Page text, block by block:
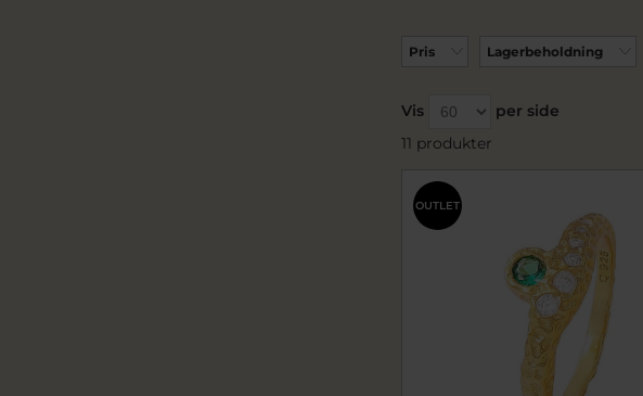
Pris Lagerbeholdning
Vis
per side
11 produkter
OUTLET